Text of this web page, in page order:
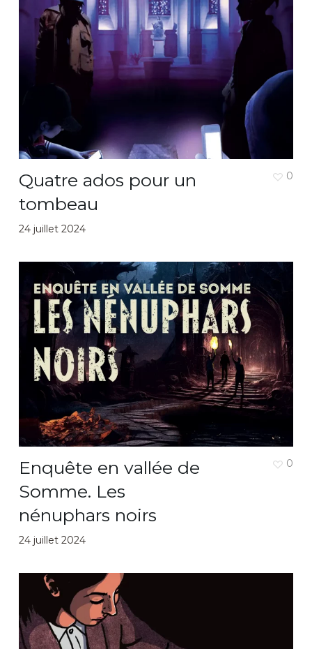
Quatre ados pour un
tombeau
24 juillet 2024
0
Enquête en vallée de
Somme. Les
nénuphars noirs
24 juillet 2024
0